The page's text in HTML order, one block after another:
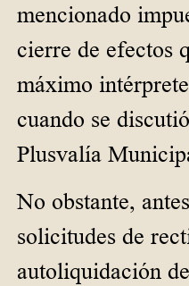
mencionado
cierre de efectos
máximo
cuando se
Plusvalía
No obstante,
solicitudes de
autoliquidación